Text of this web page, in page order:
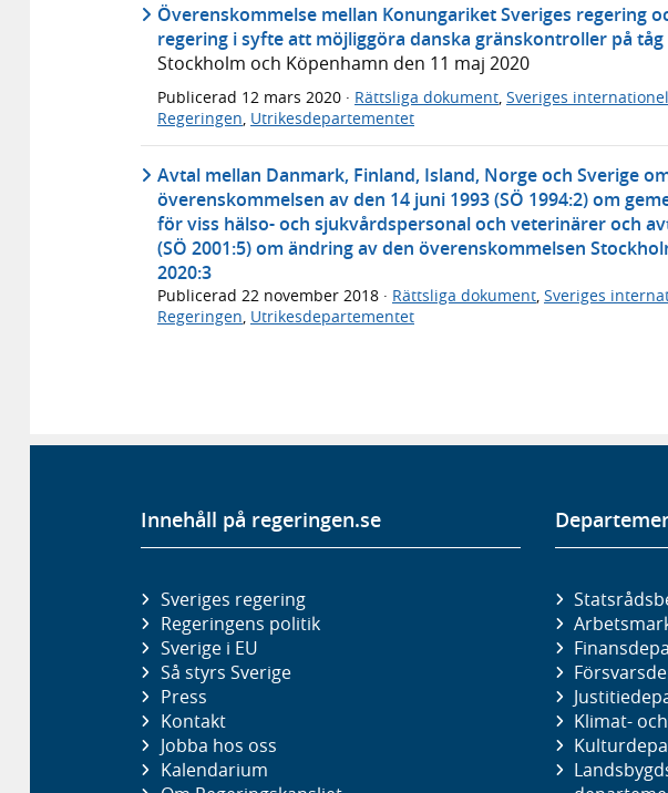
Överenskommelse mellan Konungariket Sveriges regering
regering i syfte att möjliggöra danska gränskontroller på tåg
Stockholm och Köpenhamn den 11 maj 2020
Publicerad 12 mars 2020 · Rättsliga dokument Sveriges
Regeringen Utrikesdepartementet
Avtal mellan Danmark, Finland, Island, Norge och Sverige
överenskommelsen av den 14 juni 1993 (SÖ 1994:2) om
för viss hälso- och sjukvårdspersonal och veterinärer och
(SÖ 2001:5) om ändring av den överenskommelsen
2020:3
Publicerad 22 november 2018 · Rättsliga dokument, Sveriges
Regeringen, Utrikesdepartementet
Innehåll på regeringen.se
Sveriges regering
Regeringens politik
Sverige i EU
Så styrs Sverige
Press
Kontakt
Jobba hos oss
Kalendarium
Klimat-